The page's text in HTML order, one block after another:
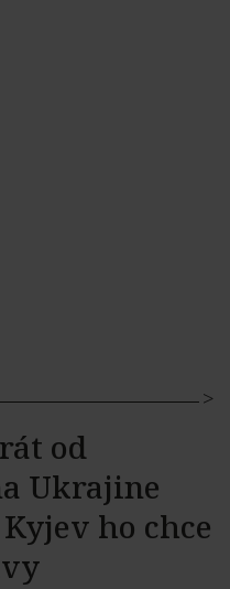
od
Ukrajine
ho chce